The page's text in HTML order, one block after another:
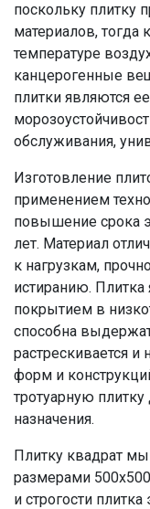
поскольку плитку
материалов, тогда
температуре
канцерогенные
плитки являются
обслуживания,
Изготовление
применением
повышение срока
лет. Материал
к нагрузкам,
истиранию.
покрытием в
способна
растрескивается и
форм и
тротуарную
назначения.
Плитку квадрат
размерами
и строгости